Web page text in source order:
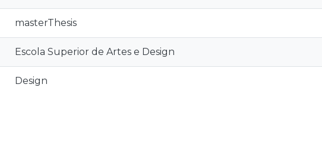
masterThesis
Escola Superior de Artes e Design
Design